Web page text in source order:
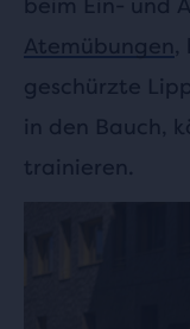
Atemübungen,
geschürzte
in den Bauch,
trainieren.